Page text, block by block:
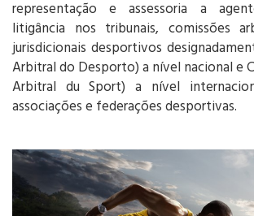
representação e assessoria a
litigância nos tribunais, comissões
jurisdicionais desportivos
Arbitral do Desporto) a nível nacional e
Arbitral du Sport) a nível
associações e federações desportivas.